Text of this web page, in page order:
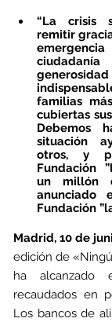
“La crisis
remitir
familias
cubiertas
Debemos
situación
otros, y
Fundación
un millón
anunciado
Fundación
Madrid, 10 de
edición de
ha
recaudados en
Los bancos de